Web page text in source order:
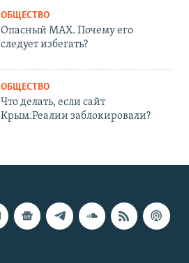
ОБЩЕСТВО
Опасный MAX. Почему его
следует избегать?
ОБЩЕСТВО
Что делать, если сайт
Крым.Реалии заблокировали?